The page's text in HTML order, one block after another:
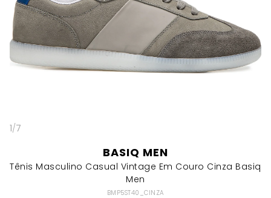
1/7
BASIQ MEN
Tênis Masculino Casual Vintage Em Couro Cinza Basiq
Men
BMP5ST40_CINZA